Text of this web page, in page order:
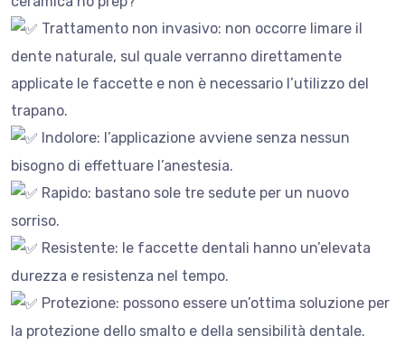
Trattamento non invasivo: non occorre limare il
dente naturale, sul quale verranno direttamente
applicate le faccette e non è necessario l’utilizzo del
trapano.
Indolore: l’applicazione avviene senza nessun
bisogno di effettuare l’anestesia.
Rapido: bastano sole tre sedute per un nuovo
sorriso.
Resistente: le faccette dentali hanno un’elevata
durezza e resistenza nel tempo.
Protezione: possono essere un’ottima soluzione per
la protezione dello smalto e della sensibilità dentale.